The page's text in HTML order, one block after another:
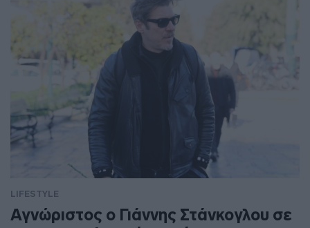
LIFESTYLE
Αγνώριστος ο Γιάννης Στάνκογλου σε